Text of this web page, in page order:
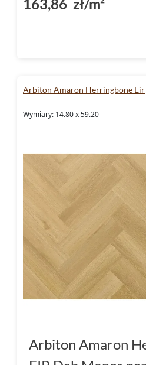
163,86 zł/m²
Arbiton Amaron Herringbone Eir
Wymiary: 14.80 x 59.20
Arbiton Amaron